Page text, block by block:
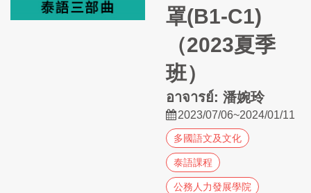
罩(B1-C1)
（2023夏季
班）
อาจารย์: 潘婉玲
2023/07/06~2024/01/11
多國語文及文化
泰語課程
公務人力發展學院